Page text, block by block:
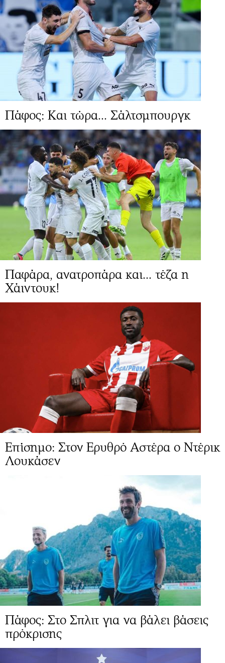
Πάφος: Και τώρα... Σάλτσμπουργκ
Παφάρα, ανατροπάρα και... τέζα η
Χάιντουκ!
Επίσημο: Στον Ερυθρό Αστέρα ο Ντέρικ
Λουκάσεν
Πάφος: Στο Σπλιτ για να βάλει βάσεις
πρόκρισης